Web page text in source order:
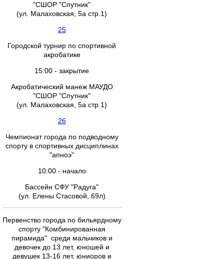
"СШОР "Спутник"
(ул. Малаховская, 5а стр.1)
25
Городской турнир по спортивной
акробатике
15:00 - закрытие
Акробатический манеж МАУДО
"СШОР "Спутник"
(ул. Малаховская, 5а стр.1)
26
Чемпионат города по подводному
спорту в спортивных дисциплинах
"апноэ"
10:00 - начало
Бассейн СФУ "Радуга"
(ул. Елены Стасовой, 69л)
Первенство города по бильярдному
спорту "Комбинированная
пирамида" среди мальчиков и
девочек до 13 лет, юношей и
девушек 13-16 лет, юниоров и